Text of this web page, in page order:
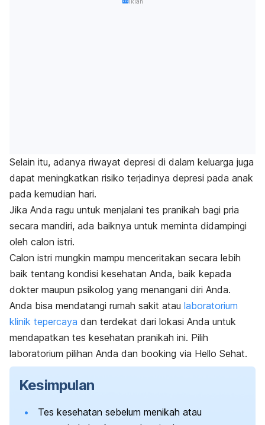
Selain itu, adanya riwayat depresi di dalam keluarga juga
dapat meningkatkan risiko terjadinya depresi pada anak
pada kemudian hari.
Jika Anda ragu untuk menjalani tes pranikah bagi pria
secara mandiri, ada baiknya untuk meminta didampingi
oleh calon istri.
Calon istri mungkin mampu menceritakan secara lebih
baik tentang kondisi kesehatan Anda, baik kepada
dokter maupun psikolog yang menangani diri Anda.
Anda bisa mendatangi rumah sakit atau laboratorium
klinik tepercaya dan terdekat dari lokasi Anda untuk
mendapatkan tes kesehatan pranikah ini. Pilih
laboratorium pilihan Anda dan booking via Hello Sehat.
Kesimpulan
Tes kesehatan sebelum menikah atau